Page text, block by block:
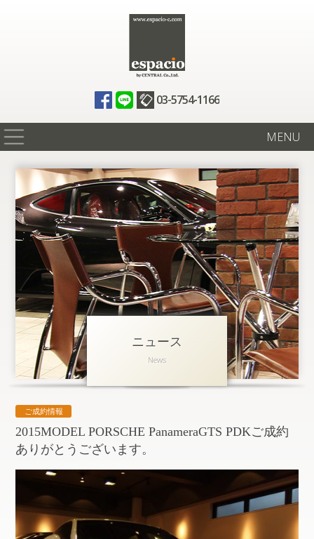
03-5754-1166
MENU
在庫情報
買取査定
全国納車
ニュース
ギャラリー
アクセス
会社概要
お問い合わせ
ニュース
News
ご成約情報
2015MODEL PORSCHE PanameraGTS PDKご成約
ありがとうございます。